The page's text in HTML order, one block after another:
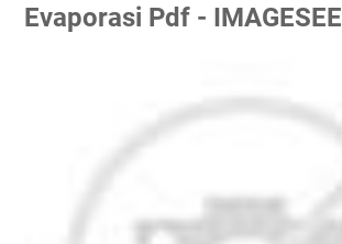
Evaporasi Pdf - IMAGESEE